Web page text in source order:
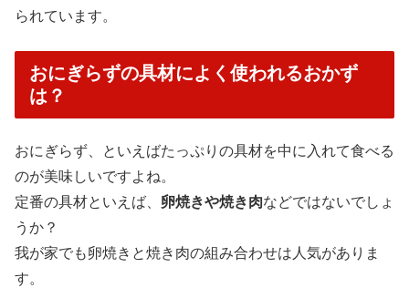
られています。
おにぎらずの具材によく使われるおかず
は？
おにぎらず、といえばたっぷりの具材を中に入れて食べる
のが美味しいですよね。
定番の具材といえば、 卵焼きや焼き肉などではないでしょ
うか？
我が家でも卵焼きと焼き肉の組み合わせは人気がありま
す。